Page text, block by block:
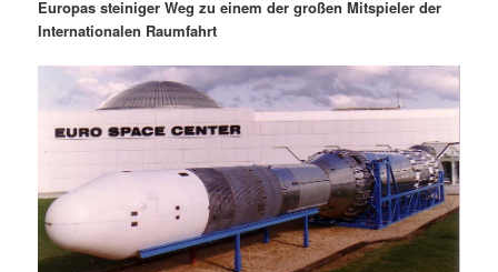
e
n
I
ä
r
e
n
a
o
n
Europas steiniger Weg zu einem der großen Mitspieler der
Internationalen Raumfahrt